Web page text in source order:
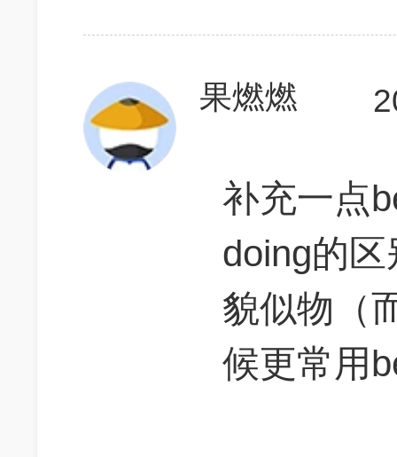
果燃燃
补充一点
doing的区
貌似物（
候更常用